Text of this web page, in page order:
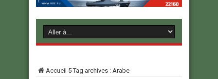
Accueil 5Tag archives : Arabe